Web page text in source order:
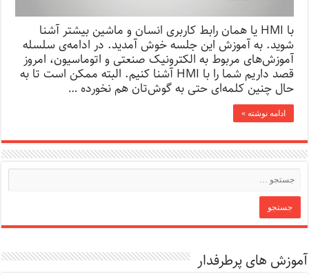
با HMI یا همان رابط کاربری انسان و ماشین بیشتر آشنا
شوید. به آموزش این جلسه خوش آمدید. در ادامه‌ی سلسله
آموزش‌های مربوط به الکترونیک صنعتی و اتوماسیون، امروز
قصد داریم شما را با HMI آشنا کنیم. البته ممکن است تا به
حال چنین کلمه‌ای حتی به گوش‌تان هم نخورده …
ادامه نوشته »
آموزش های پرطرفدار